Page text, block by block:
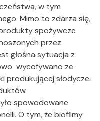
w tym
Mimo to zdarza się,
spożywcze
przez
głośna sytuacja z
wycofywano ze
produkującej słodycze.
spowodowane
O tym, że biofilmy